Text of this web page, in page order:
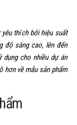
thích bởi hiệu suất
độ sáng cao, lên đến
dụng cho nhiều dự án
hơn về mẫu sản phẩm